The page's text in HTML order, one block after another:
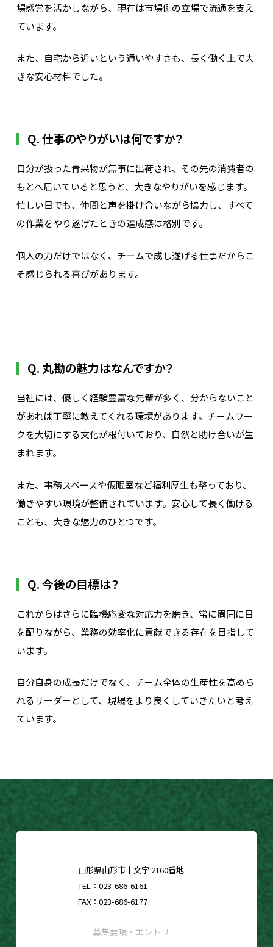
場感覚を活かしながら、現在は市場側の立場で流通を支え
ています。
また、自宅から近いという通いやすさも、長く働く上で大
きな安心材料でした。
Q. 仕事のやりがいは何ですか？
自分が扱った青果物が無事に出荷され、その先の消費者の
もとへ届いていると思うと、大きなやりがいを感じます。
忙しい日でも、仲間と声を掛け合いながら協力し、すべて
の作業をやり遂げたときの達成感は格別です。
個人の力だけではなく、チームで成し遂げる仕事だからこ
そ感じられる喜びがあります。
Q. 丸勘の魅力はなんですか？
当社には、優しく経験豊富な先輩が多く、分からないこと
があれば丁寧に教えてくれる環境があります。チームワー
クを大切にする文化が根付いており、自然と助け合いが生
まれます。
また、事務スペースや仮眠室など福利厚生も整っており、
働きやすい環境が整備されています。安心して長く働ける
ことも、大きな魅力のひとつです。
Q. 今後の目標は？
これからはさらに臨機応変な対応力を磨き、常に周囲に目
を配りながら、業務の効率化に貢献できる存在を目指して
います。
自分自身の成長だけでなく、チーム全体の生産性を高めら
れるリーダーとして、現場をより良くしていきたいと考え
ています。
山形県山形市十文字 2160番地
TEL： 023-686-6161
FAX：023-686-6177
募集要項・エントリー